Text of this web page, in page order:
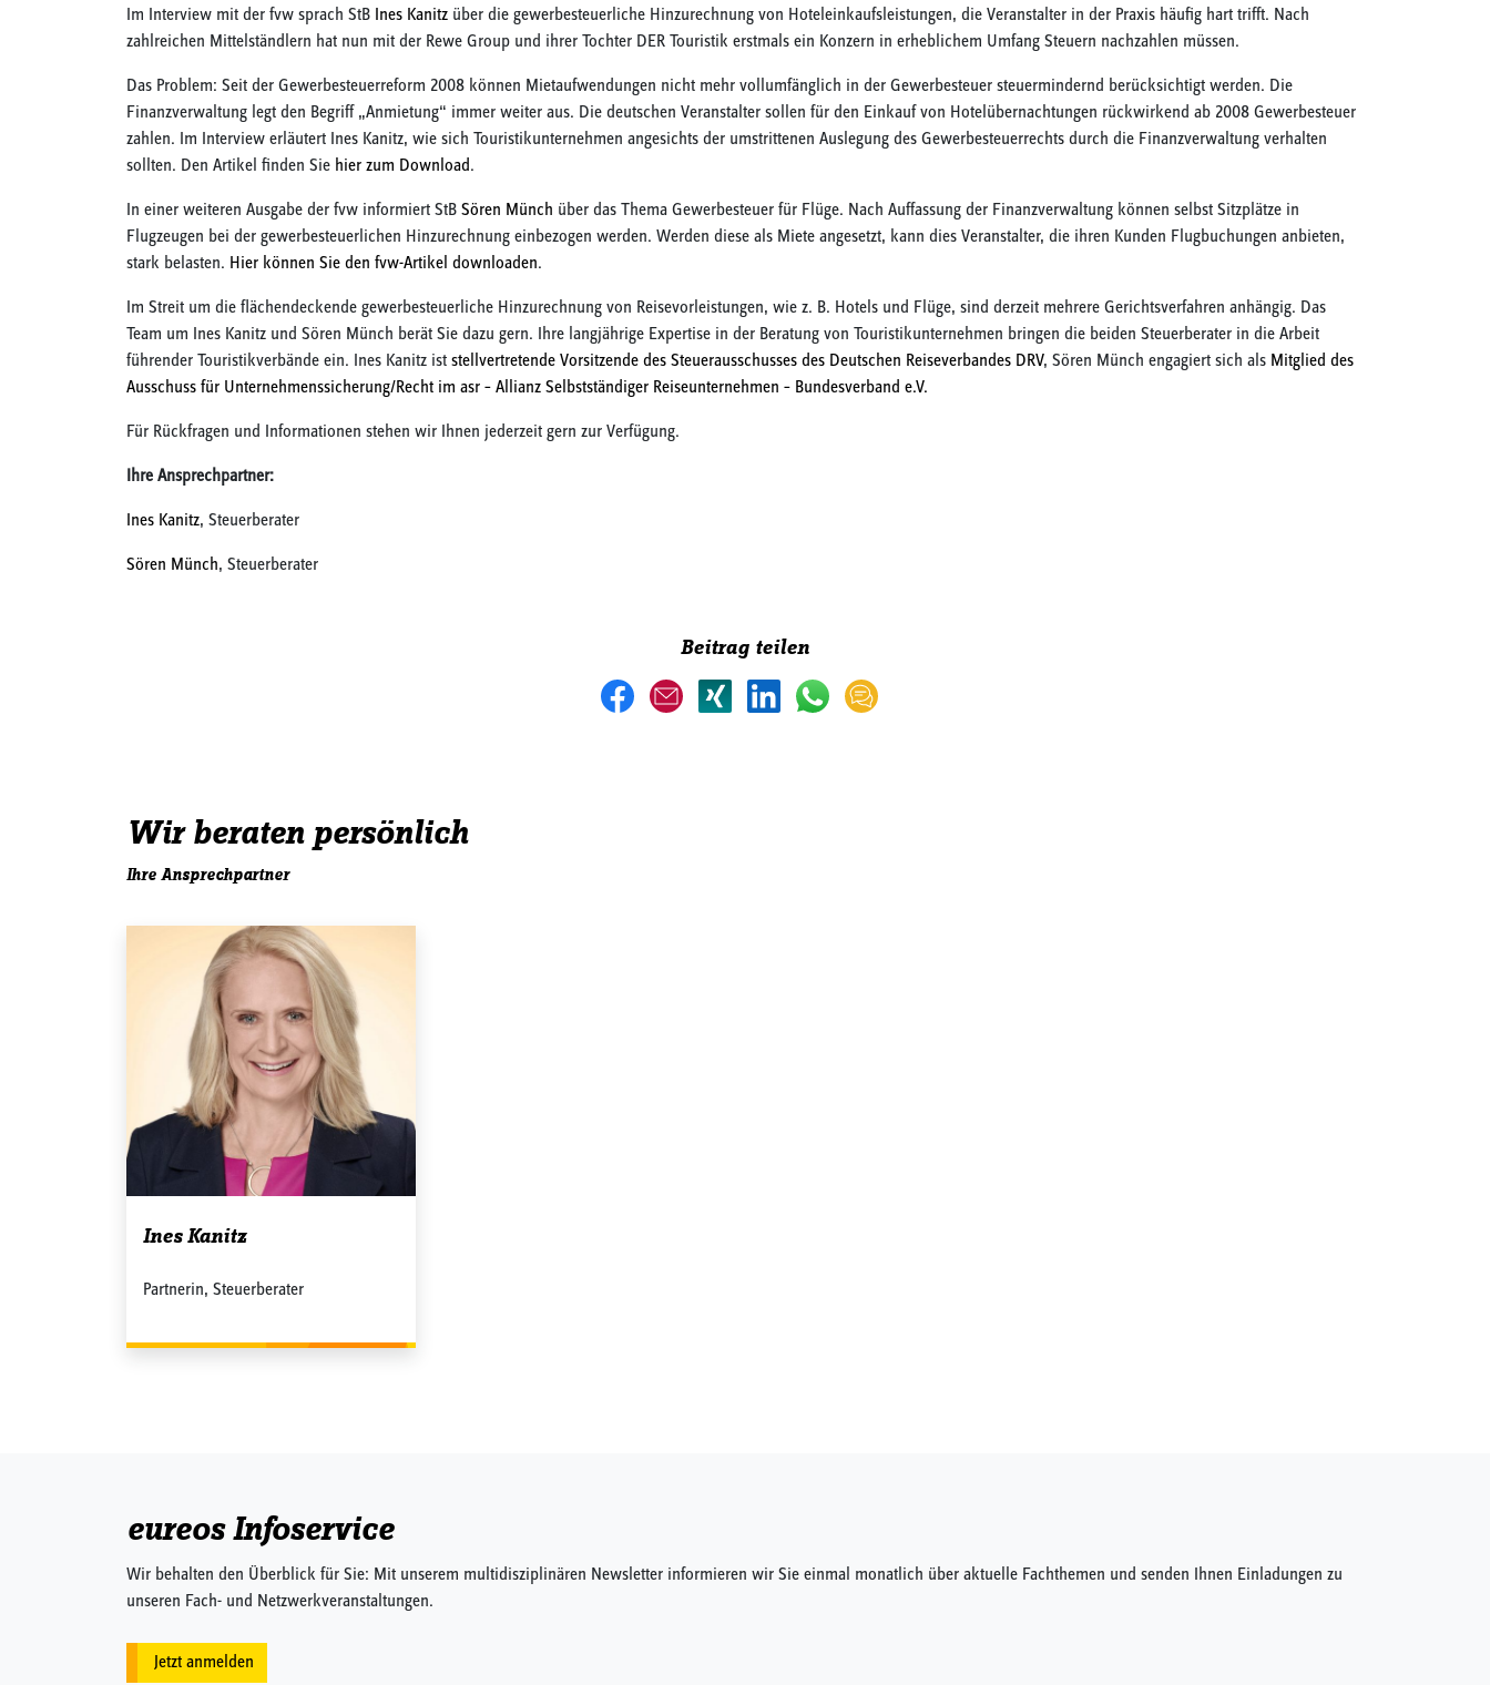
Im Interview mit der fvw sprach StB Ines Kanitz über die gewerbesteuerliche Hinzurechnung von Hoteleinkaufsleistungen, die Veranstalter in der Praxis häufig hart trifft. Nach
zahlreichen Mittelständlern hat nun mit der Rewe Group und ihrer Tochter DER Touristik erstmals ein Konzern in erheblichem Umfang Steuern nachzahlen müssen.
Das Problem: Seit der Gewerbesteuerreform 2008 können Mietaufwendungen nicht mehr vollumfänglich in der Gewerbesteuer steuermindernd berücksichtigt werden. Die
Finanzverwaltung legt den Begriff „Anmietung“ immer weiter aus. Die deutschen Veranstalter sollen für den Einkauf von Hotelübernachtungen rückwirkend ab 2008 Gewerbesteuer
zahlen. Im Interview erläutert Ines Kanitz, wie sich Touristikunternehmen angesichts der umstrittenen Auslegung des Gewerbesteuerrechts durch die Finanzverwaltung verhalten
sollten. Den Artikel finden Sie hier zum Download.
In einer weiteren Ausgabe der fvw informiert StB Sören Münch über das Thema Gewerbesteuer für Flüge. Nach Auffassung der Finanzverwaltung können selbst Sitzplätze in
Flugzeugen bei der gewerbesteuerlichen Hinzurechnung einbezogen werden. Werden diese als Miete angesetzt, kann dies Veranstalter, die ihren Kunden Flugbuchungen anbieten,
stark belasten. Hier können Sie den fvw-Artikel downloaden.
Im Streit um die flächendeckende gewerbesteuerliche Hinzurechnung von Reisevorleistungen, wie z. B. Hotels und Flüge, sind derzeit mehrere Gerichtsverfahren anhängig. Das
Team um Ines Kanitz und Sören Münch berät Sie dazu gern. Ihre langjährige Expertise in der Beratung von Touristikunternehmen bringen die beiden Steuerberater in die Arbeit
führender Touristikverbände ein. Ines Kanitz ist stellvertretende Vorsitzende des Steuerausschusses des Deutschen Reiseverbandes DRV, Sören Münch engagiert sich als Mitglied des
Ausschuss für Unternehmenssicherung/Recht im asr – Allianz Selbstständiger Reiseunternehmen – Bundesverband e.V.
Für Rückfragen und Informationen stehen wir Ihnen jederzeit gern zur Verfügung.
Ihre Ansprechpartner:
Ines Kanitz, Steuerberater
Sören Münch, Steuerberater
Beitrag teilen
Wir beraten persönlich
Ihre Ansprechpartner
Ines Kanitz
Partnerin, Steuerberater
eureos Infoservice
Wir behalten den Überblick für Sie: Mit unserem multidisziplinären Newsletter informieren wir Sie einmal monatlich über aktuelle Fachthemen und senden Ihnen Einladungen zu
unseren Fach- und Netzwerkveranstaltungen.
Jetzt anmelden